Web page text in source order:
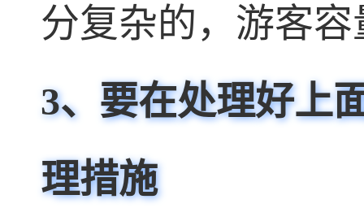
分复杂的，游客
3、 要在处理好上
理措施